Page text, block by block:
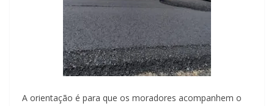
A orientação é para que os moradores acompanhem o